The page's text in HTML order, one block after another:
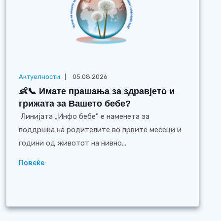
Актуелности 05.08.2026
👶📞 Имате прашања за здравјето и
грижата за Вашето бебе?
Линијата „Инфо бебе" е наменета за
поддршка на родителите во првите месеци и
години од животот на нивно...
Повеќе